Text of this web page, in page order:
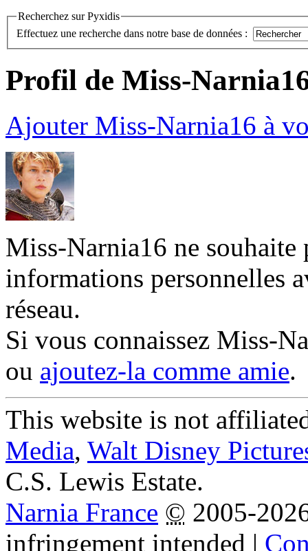
Recherchez sur Pyxidis
Effectuez une recherche dans notre base de données :
Profil de Miss-
Ajouter Miss-Narnia16 à
Miss-Narnia16 ne souhaite
informations personnelles
réseau.
Si vous connaissez Miss-
ou ajoutez-la comme amie.
This website is not
Media, Walt Disney
C.S. Lewis Estate.
Narnia France © 2005-
infringement intended |